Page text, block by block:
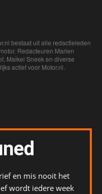
bestaat uit alle redactieleden
Redacteuren Marien
Maikel Sneek en diverse
actief voor Motor.nl.
en mis nooit het
wordt iedere week